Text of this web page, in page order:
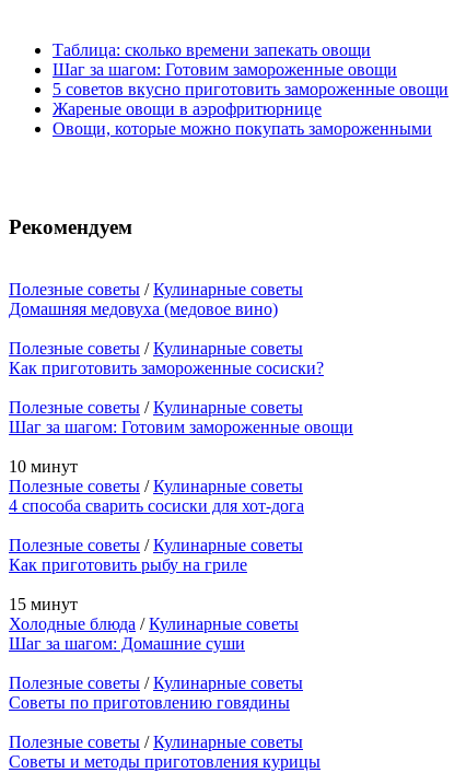
Таблица: сколько времени запекать овощи
Шаг за шагом: Готовим замороженные овощи
5 советов вкусно приготовить замороженные овощи
Жареные овощи в аэрофритюрнице
Овощи, которые можно покупать замороженными
Рекомендуем
Полезные советы /Кулинарные советы
Домашняя медовуха (медовое вино)
Полезные советы /Кулинарные советы
Как приготовить замороженные сосиски?
Полезные советы /Кулинарные советы
Шаг за шагом: Готовим замороженные овощи
10 минут
Полезные советы /Кулинарные советы
4 способа сварить сосиски для хот-дога
Полезные советы /Кулинарные советы
Как приготовить рыбу на гриле
15 минут
Холодные блюда /Кулинарные советы
Шаг за шагом: Домашние суши
Полезные советы /Кулинарные советы
Советы по приготовлению говядины
Полезные советы /Кулинарные советы
Советы и методы приготовления курицы